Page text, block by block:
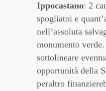
Ippocastano: 2
spogliatoi e
nell’assoluta
monumento
sottolineare
opportunità della
peraltro